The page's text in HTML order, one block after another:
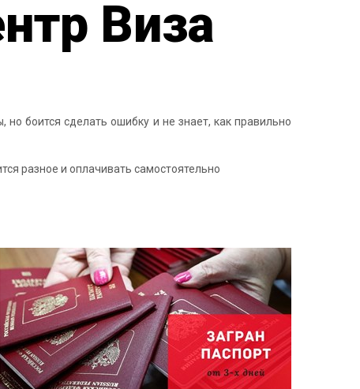
Виза
боится сделать ошибку и не знает, как правильно
разное и оплачивать самостоятельно
ПОДРОБНЕЕ